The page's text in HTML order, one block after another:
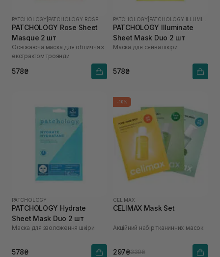
PATCHOLOGY PATCHOLOGY ROSE
PATCHOLOGY Rosе Sheet
Masque 2 шт
Освіжаюча маска для обличчя з
екстрактом троянди
578₴
PATCHOLOGY
PATCHOLOGY Illuminate
Sheet Mask Duo 2 шт
Маска для сяйва шкіри
578₴
PATCHOLOGY
PATCHOLOGY Hydrate
Sheet Mask Duo 2 шт
Маска для зволоження шкіри
578₴
-10%
CELIMAX
CELIMAX Mask Set
Акційний набір тканинних масок
297₴330₴